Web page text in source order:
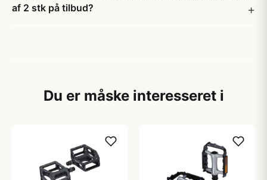
af 2 stk på tilbud?
Du er måske interesseret i